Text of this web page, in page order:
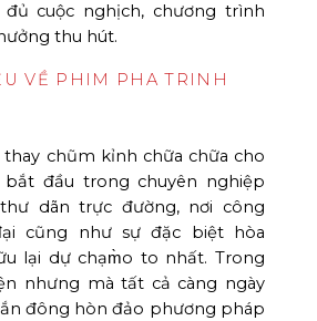
cuộc nghịch, chương trình
thu hút.
VỀ PHIM PHA TRINH
chũm kỉnh chữa chữa cho
đầu trong chuyên nghiệp
dãn trực đường, nơi công
cũng như sự đặc biệt hòa
lại dự chạm̀o to nhất. Trong
nhưng mà tất cả càng ngày
đông hòn đảo phương pháp